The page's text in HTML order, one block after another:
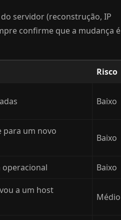
servidor (reconstrução, IP
confirme que a mudança é
Risco
Baixo
para um novo
Baixo
operacional Baixo
a um host
Médio